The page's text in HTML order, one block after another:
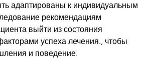
адаптированы к индивидуальным
рекомендациям
выйти из состояния
успеха лечения., чтобы
и поведение.